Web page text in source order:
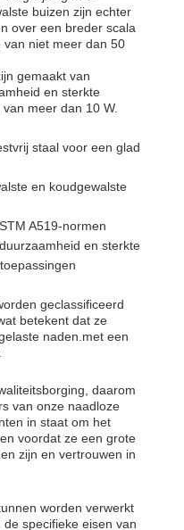
buizen zijn echter
over een breder scala
niet meer dan 50
gemaakt van
en sterkte
meer dan 10 W.
staal voor een glad
en koudgewalste
A519-normen
en sterkte
geclassificeerd
betekent dat ze
naden.met een
daarom
van onze naadloze
in staat om het
voordat ze een grote
zijn en vertrouwen in
worden verwerkt
specifieke eisen van